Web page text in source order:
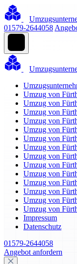
01579-2644058
Umzug von
Umzug von
Umzug von
Umzug von
Umzug von
Umzug von
Umzug von
Umzug von
Umzug von
Umzug von
Umzug von
Umzug von
Umzug von
Umzug von
Impressum
Datenschutz
01579-2644058
Angebot anfordern